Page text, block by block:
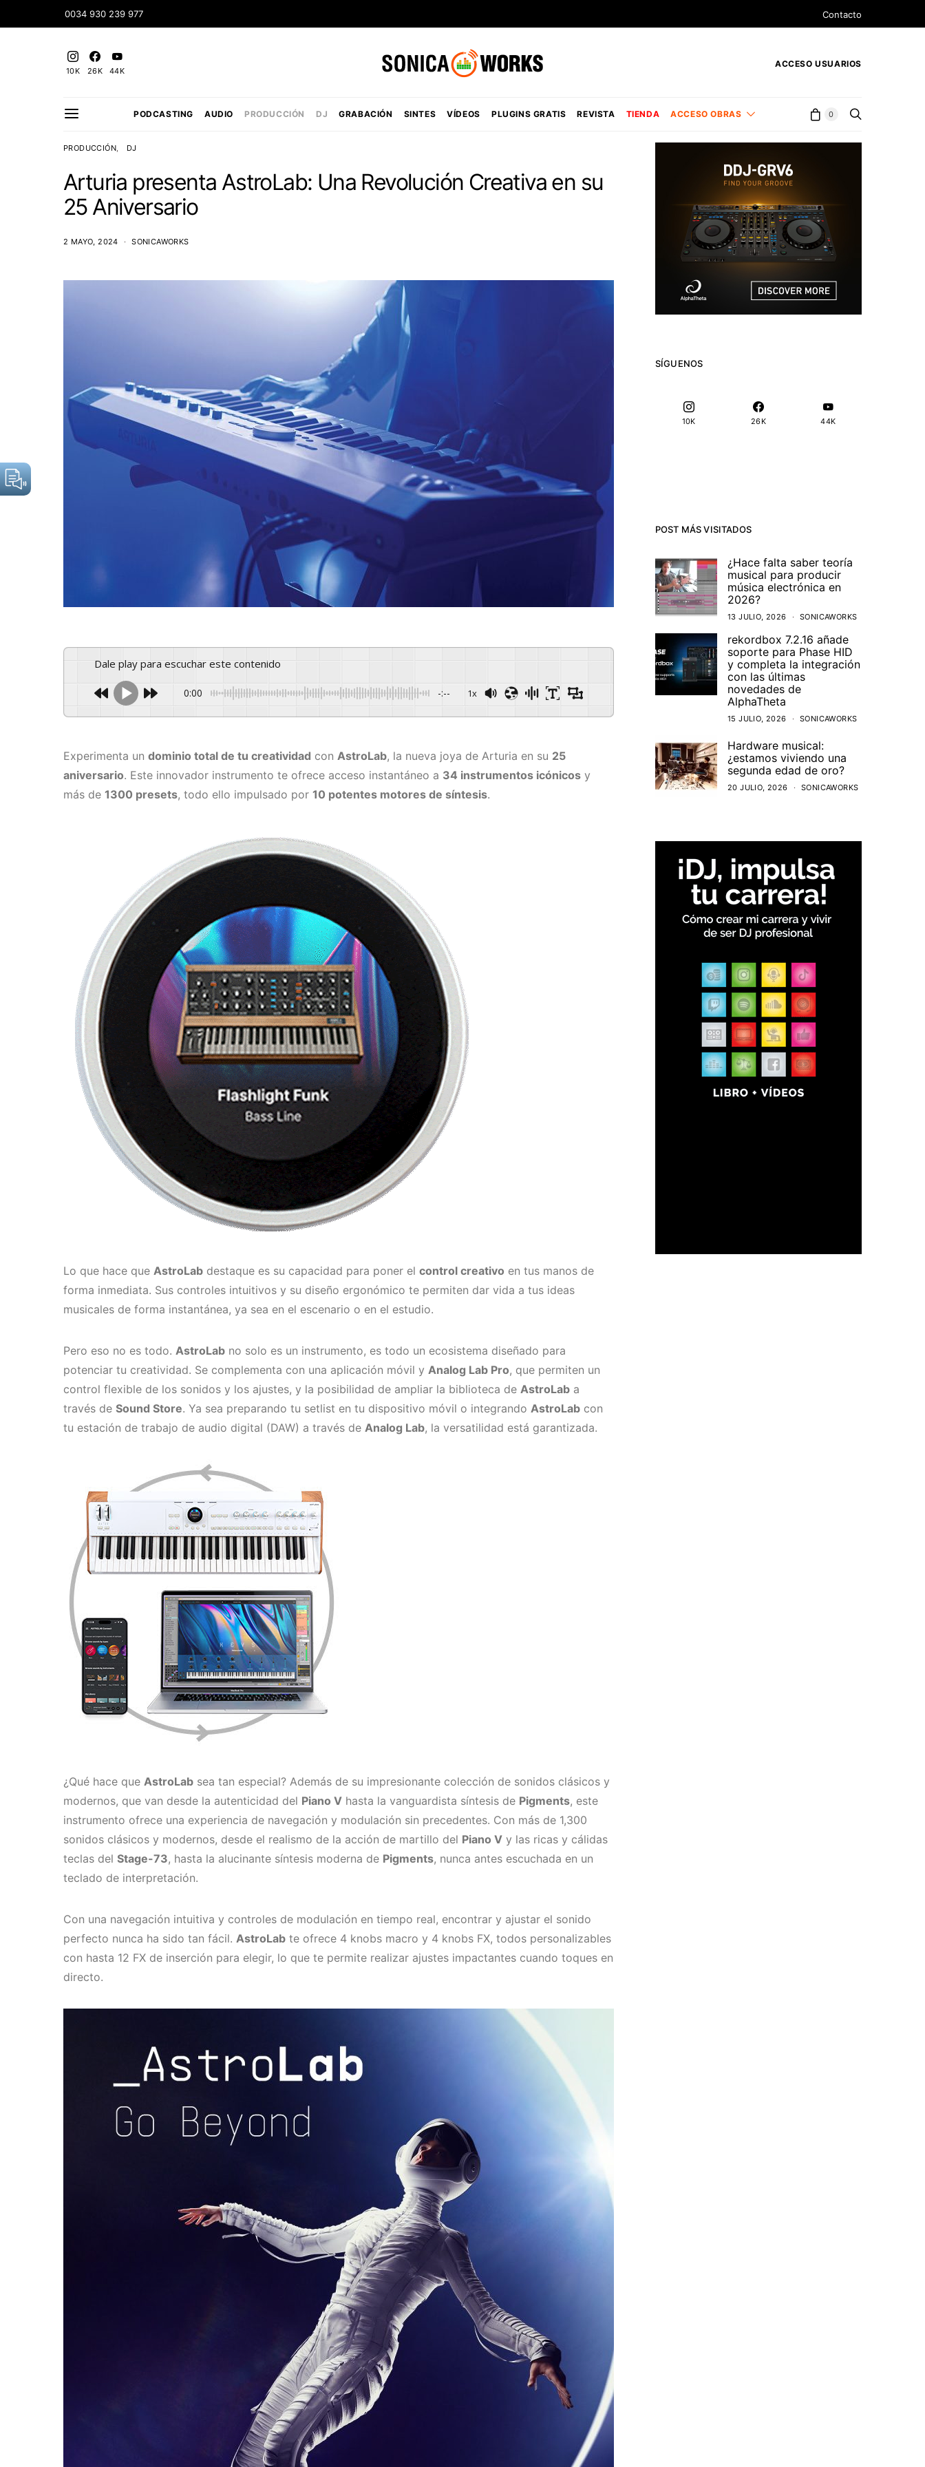
0034 930 239 977 Contacto
10K 26K 44K
ACCESO USUARIOS
PODCASTING AUDIO PRODUCCIÓN DJ GRABACIÓN SINTES VÍDEOS PLUGINS GRATIS REVISTA TIENDA ACCESO OBRAS 0
PRODUCCIÓN DJ
Arturia presenta AstroLab: Una Revolución Creativa en su
25 Aniversario
2 MAYO, 2024 SONICAWORKS
Dale play para escuchar este contenido
0:00 -:-- 1x
Experimenta un dominio total de tu creatividad con AstroLab, la nueva joya de Arturia en su 25
aniversario. Este innovador instrumento te ofrece acceso instantáneo a 34 instrumentos icónicos y
más de 1300 presets, todo ello impulsado por 10 potentes motores de síntesis.
Lo que hace que AstroLab destaque es su capacidad para poner el control creativo en tus manos de
forma inmediata. Sus controles intuitivos y su diseño ergonómico te permiten dar vida a tus ideas
musicales de forma instantánea, ya sea en el escenario o en el estudio.
Pero eso no es todo. AstroLab no solo es un instrumento, es todo un ecosistema diseñado para
potenciar tu creatividad. Se complementa con una aplicación móvil y Analog Lab Pro, que permiten un
control flexible de los sonidos y los ajustes, y la posibilidad de ampliar la biblioteca de AstroLab a
través de Sound Store. Ya sea preparando tu setlist en tu dispositivo móvil o integrando AstroLab con
tu estación de trabajo de audio digital (DAW) a través de Analog Lab, la versatilidad está garantizada.
¿Qué hace que AstroLab sea tan especial? Además de su impresionante colección de sonidos clásicos y
modernos, que van desde la autenticidad del Piano V hasta la vanguardista síntesis de Pigments, este
instrumento ofrece una experiencia de navegación y modulación sin precedentes. Con más de 1,300
sonidos clásicos y modernos, desde el realismo de la acción de martillo del Piano V y las ricas y cálidas
teclas del Stage-73, hasta la alucinante síntesis moderna de Pigments, nunca antes escuchada en un
teclado de interpretación.
Con una navegación intuitiva y controles de modulación en tiempo real, encontrar y ajustar el sonido
perfecto nunca ha sido tan fácil. AstroLab te ofrece 4 knobs macro y 4 knobs FX, todos personalizables
con hasta 12 FX de inserción para elegir, lo que te permite realizar ajustes impactantes cuando toques en
directo.
SÍGUENOS
10K 26K 44K
POST MÁS VISITADOS
¿Hace falta saber teoría
musical para producir
música electrónica en
2026?
13 JULIO, 2026 SONICAWORKS
rekordbox 7.2.16 añade
soporte para Phase HID
y completa la integración
con las últimas
novedades de
AlphaTheta
15 JULIO, 2026 SONICAWORKS
Hardware musical:
¿estamos viviendo una
segunda edad de oro?
20 JULIO, 2026 SONICAWORKS